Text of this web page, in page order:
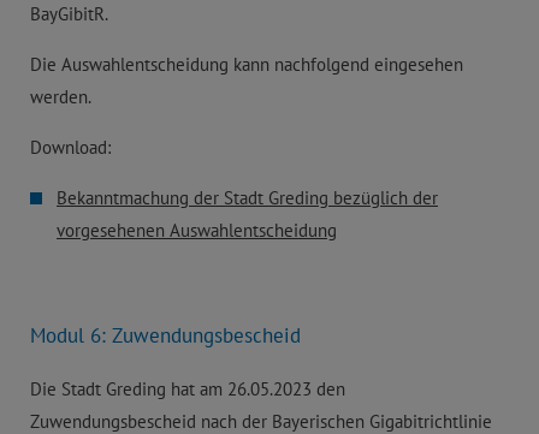
BayGibitR.
Die Auswahlentscheidung kann nachfolgend eingesehen
werden.
Download:
Bekanntmachung der Stadt Greding bezüglich der
vorgesehenen Auswahlentscheidung
Modul 6: Zuwendungsbescheid
Die Stadt Greding hat am 26.05.2023 den
Zuwendungsbescheid nach der Bayerischen Gigabitrichtlinie